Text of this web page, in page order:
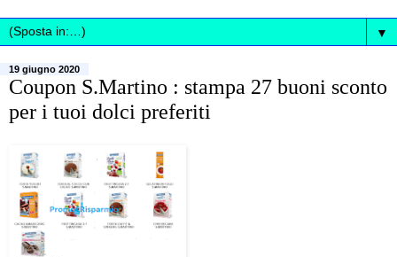
▼
19 giugno 2020
Coupon S.Martino : stampa 27 buoni sconto
per i tuoi dolci preferiti